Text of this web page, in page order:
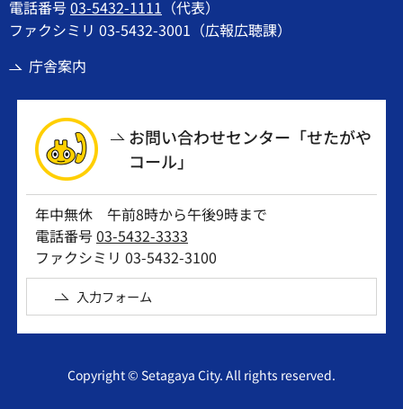
電話番号03-5432-1111 （代表）
ファクシミリ 03-5432-3001（広報広聴課）
庁舎案内
お問い合わせセンター「せたがや
コール」
年中無休 午前8時から午後9時まで
電話番号03-5432-3333
ファクシミリ 03-5432-3100
入力フォーム
Copyright © Setagaya City. All rights reserved.